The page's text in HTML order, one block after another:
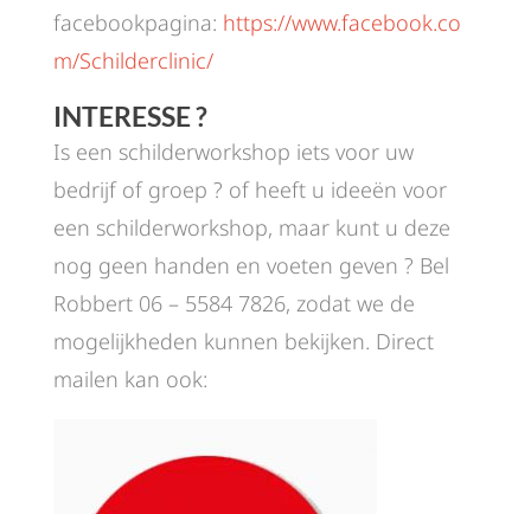
facebookpagina: https://www.facebook.co
m/Schilderclinic/
INTERESSE ?
Is een schilderworkshop iets voor uw
bedrijf of groep ? of heeft u ideeën voor
een schilderworkshop, maar kunt u deze
nog geen handen en voeten geven ? Bel
Robbert 06 – 5584 7826, zodat we de
mogelijkheden kunnen bekijken. Direct
mailen kan ook: